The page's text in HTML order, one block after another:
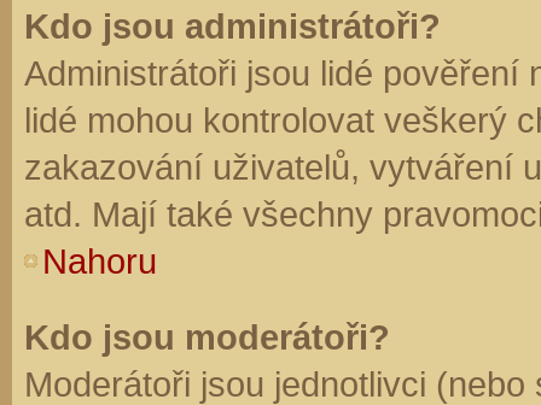
Kdo jsou administrátoři?
Administrátoři jsou lidé pověření
lidé mohou kontrolovat veškerý
zakazování uživatelů, vytváření
atd. Mají také všechny
Nahoru
Kdo jsou moderátoři?
Moderátoři jsou jednotlivci